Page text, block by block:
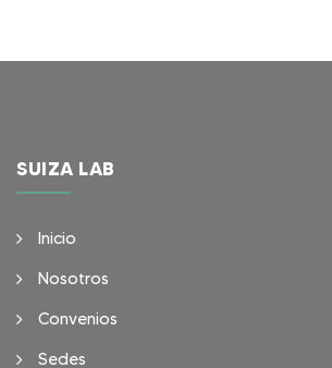
SUIZA LAB
Inicio
Nosotros
Convenios
Sedes